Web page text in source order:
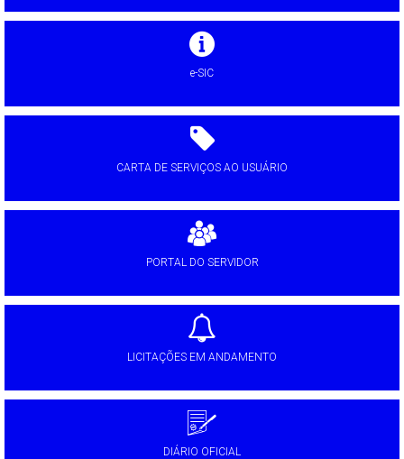
e-SIC
CARTA DE SERVIÇOS AO USUÁRIO
PORTAL DO SERVIDOR
LICITAÇÕES EM ANDAMENTO
DIÁRIO OFICIAL